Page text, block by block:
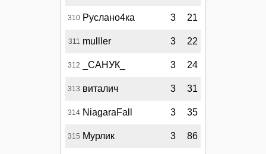
310 Руслано4ка 3 21
311 mulller 3 22
312 _САНУК_ 3 24
313 виталич 3 31
314 NiagaraFall 3 35
315 Мурлик 3 86